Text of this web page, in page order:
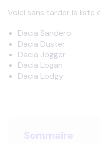
Voici sans tarder la liste
Dacia Sandero
Dacia Duster
Dacia Jogger
Dacia Logan
Dacia Lodgy
Sommaire